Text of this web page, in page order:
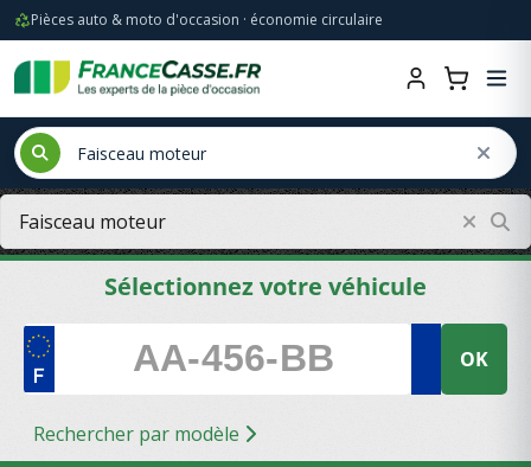
Pièces auto & moto d'occasion · économie circulaire
Sélectionnez votre véhicule
OK
Rechercher par modèle